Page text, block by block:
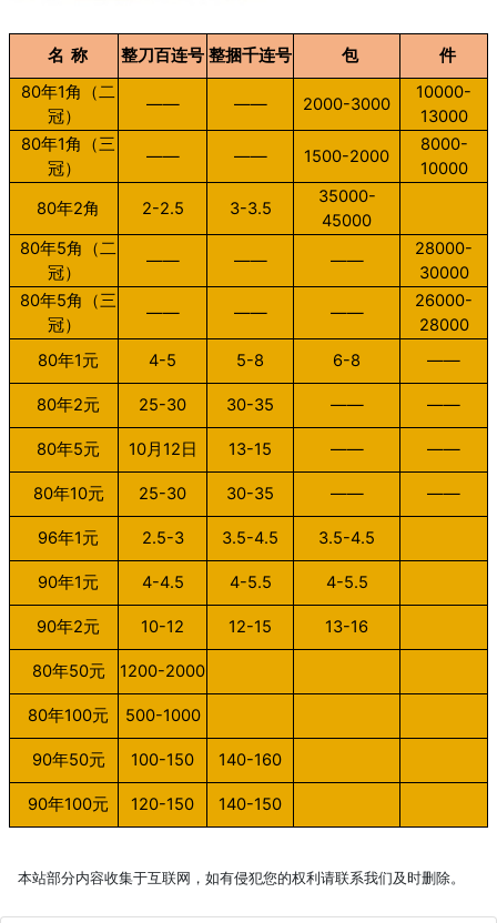
名 称 整刀百连号 整捆千连号 包
件
80年1角（二
冠）
—— —— 2000-3000
10000-
13000
80年1角（三
冠）
—— —— 1500-2000
8000-
10000
80年2角 2-2.5 3-3.5
35000-
45000
80年5角（二
冠）
—— —— ——
28000-
30000
80年5角（三
冠）
—— —— ——
26000-
28000
80年1元 4-5 5-8 6-8 ——
80年2元 25-30 30-35 —— ——
80年5元 10月12日 13-15 —— ——
80年10元 25-30 30-35 —— ——
96年1元 2.5-3 3.5-4.5 3.5-4.5
90年1元 4-4.5 4-5.5 4-5.5
90年2元 10-12 12-15 13-16
80年50元 1200-2000
80年100元 500-1000
90年50元 100-150 140-160
90年100元 120-150 140-150
本站部分内容收集于互联网，如有侵犯您的权利请联系我们及时删除。